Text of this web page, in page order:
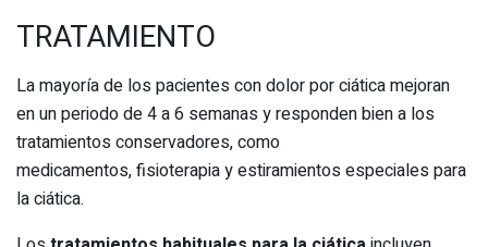
TRATAMIENTO
La mayoría de los pacientes con dolor por ciática mejoran
en un periodo de 4 a 6 semanas y responden bien a los
tratamientos conservadores, como
medicamentos, fisioterapia y estiramientos especiales para
la ciática.